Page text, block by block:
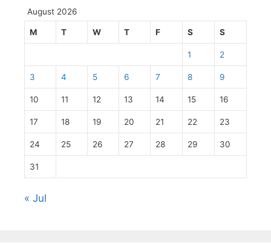
August 2026
M T W T F S S
1 2
3 4 5 6 7 8 9
10 11 12 13 14 15 16
17 18 19 20 21 22 23
24 25 26 27 28 29 30
31
« Jul